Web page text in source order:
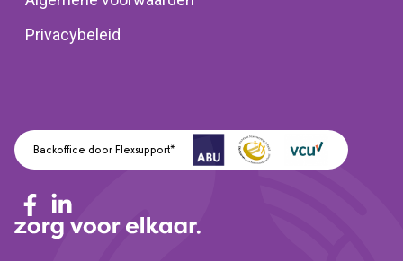
Privacybeleid
Backoffice door Flexsupport*